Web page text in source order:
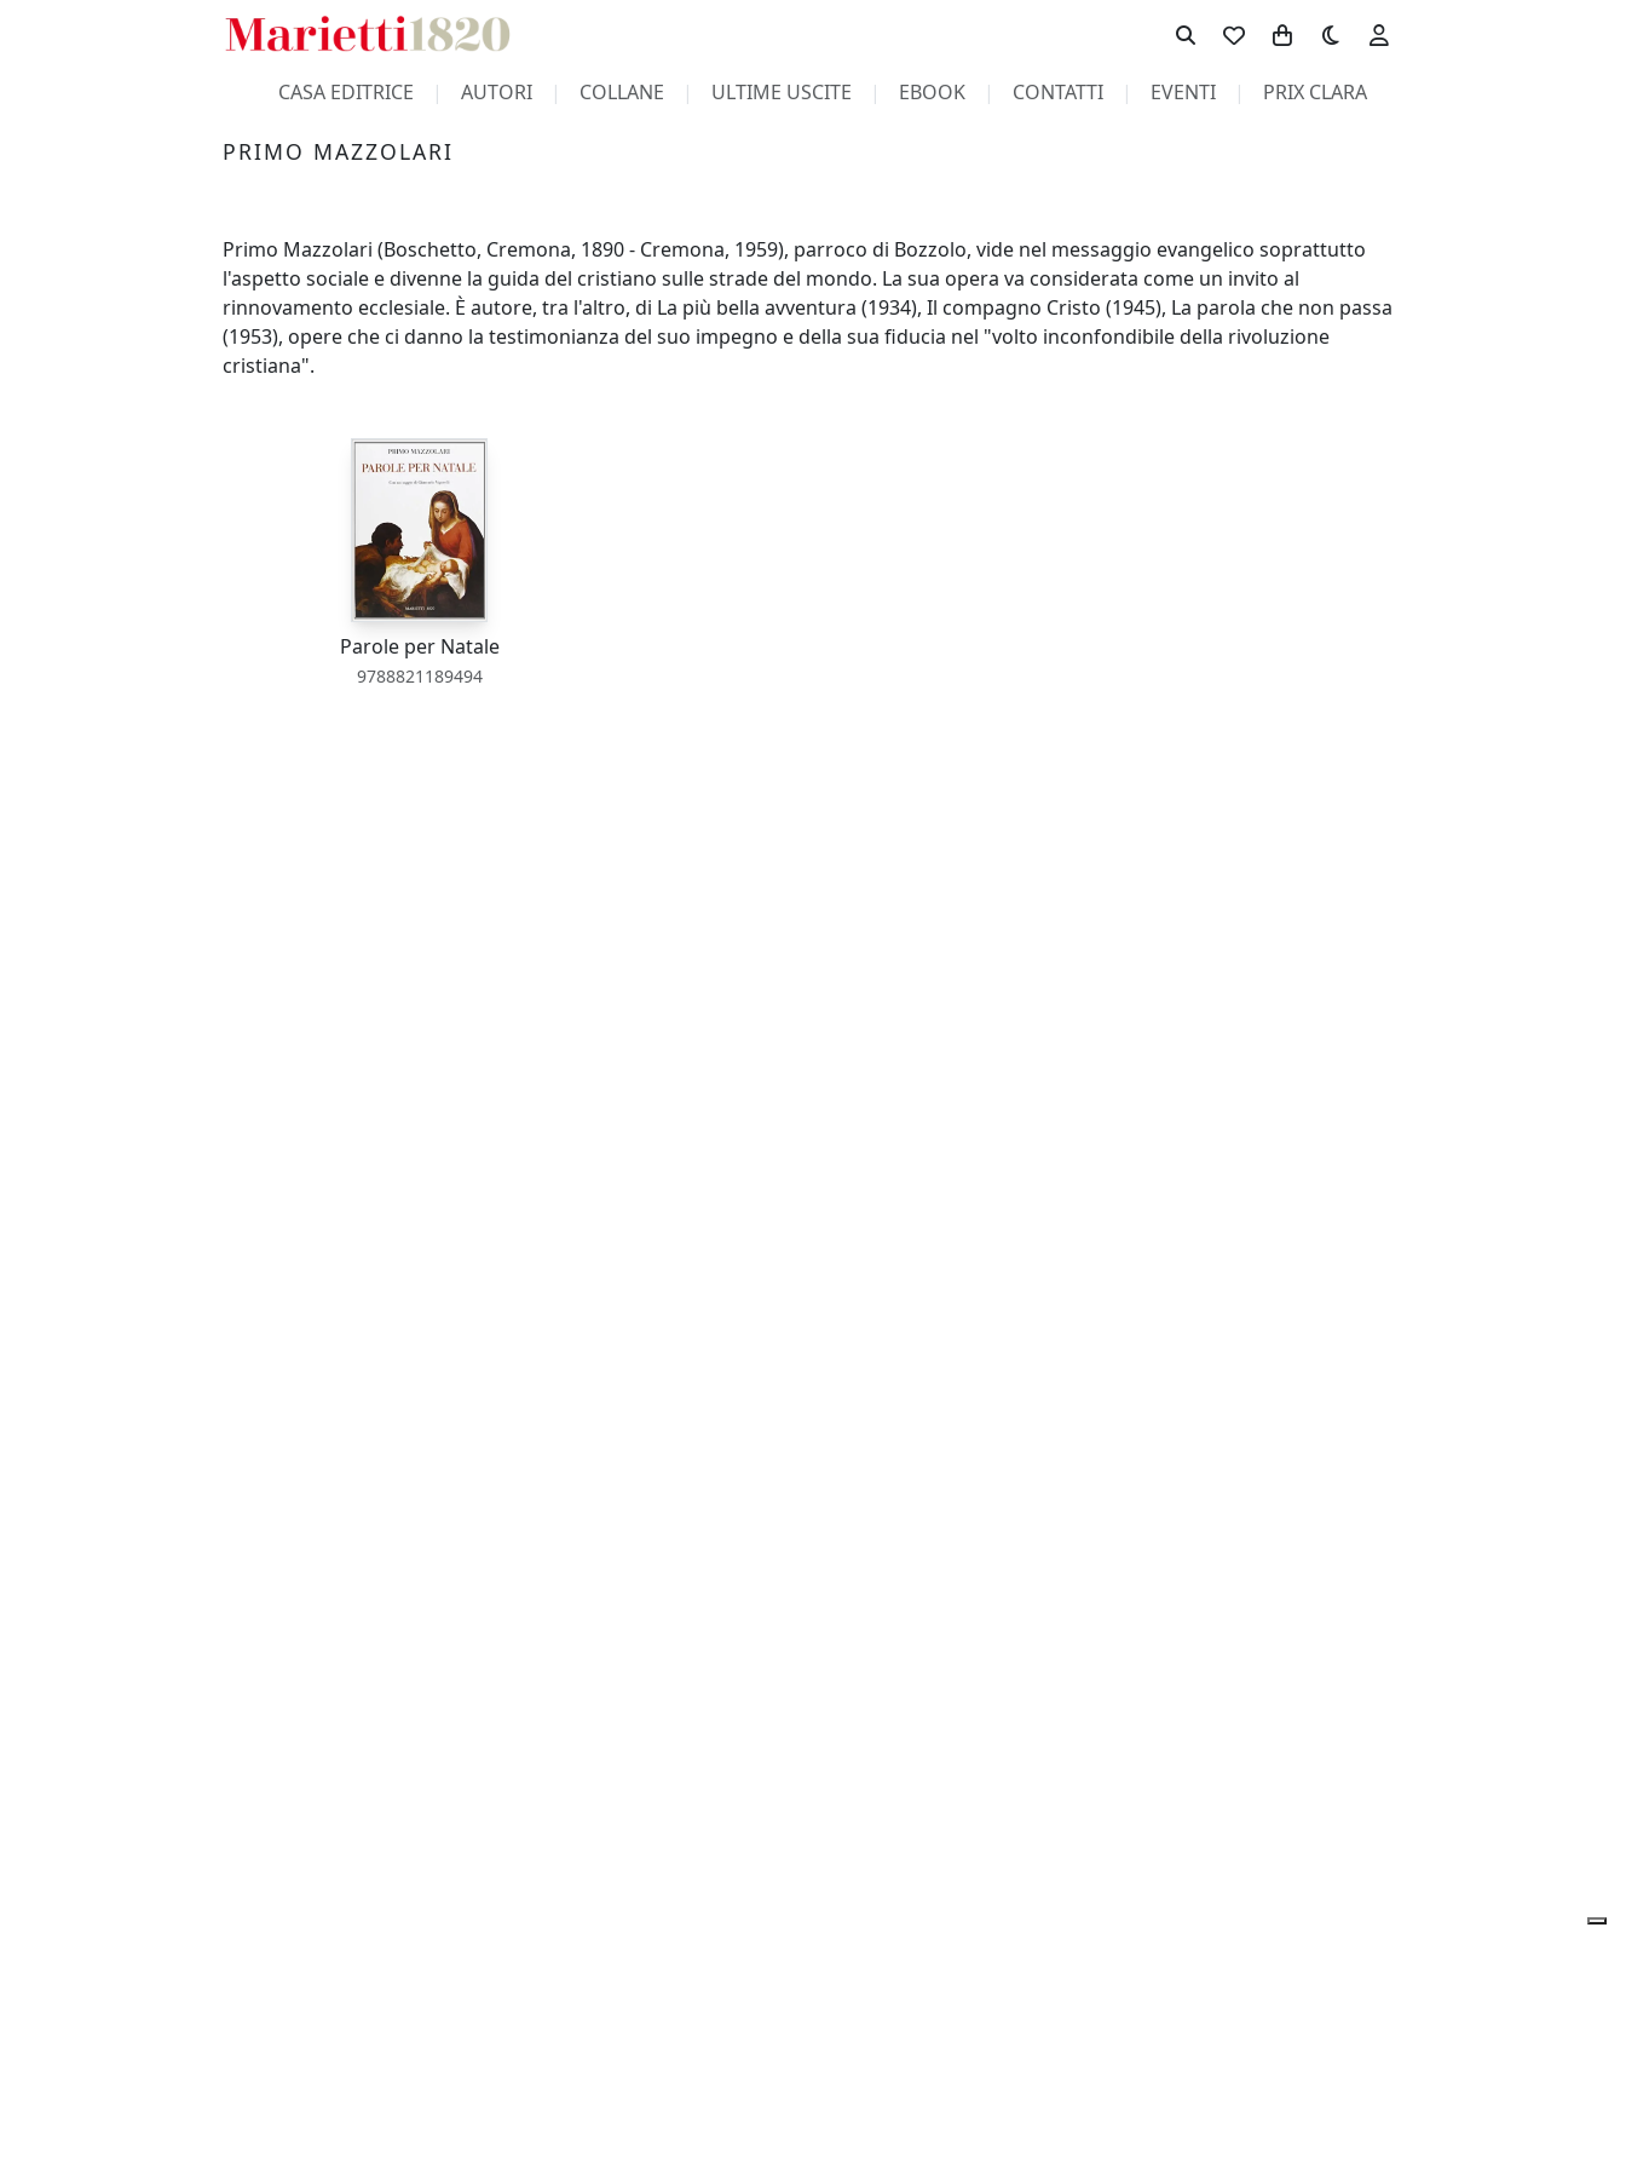
Toggle theme
CASA EDITRICE AUTORI COLLANE ULTIME USCITE EBOOK CONTATTI EVENTI PRIX CLARA
PRIMO MAZZOLARI
Primo Mazzolari (Boschetto, Cremona, 1890 - Cremona, 1959), parroco di Bozzolo, vide nel messaggio evangelico soprattutto
l'aspetto sociale e divenne la guida del cristiano sulle strade del mondo. La sua opera va considerata come un invito al
rinnovamento ecclesiale. È autore, tra l'altro, di La più bella avventura (1934), Il compagno Cristo (1945), La parola che non passa
(1953), opere che ci danno la testimonianza del suo impegno e della sua fiducia nel "volto inconfondibile della rivoluzione
cristiana".
Parole per Natale
9788821189494